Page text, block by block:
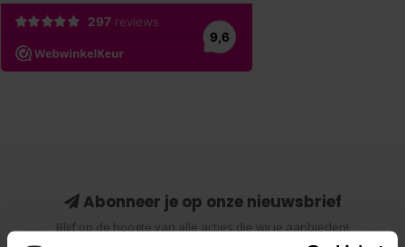
Abonneer je op onze nieuwsbrief
Blijf op de hoogte van alle acties die wij je aanbieden!